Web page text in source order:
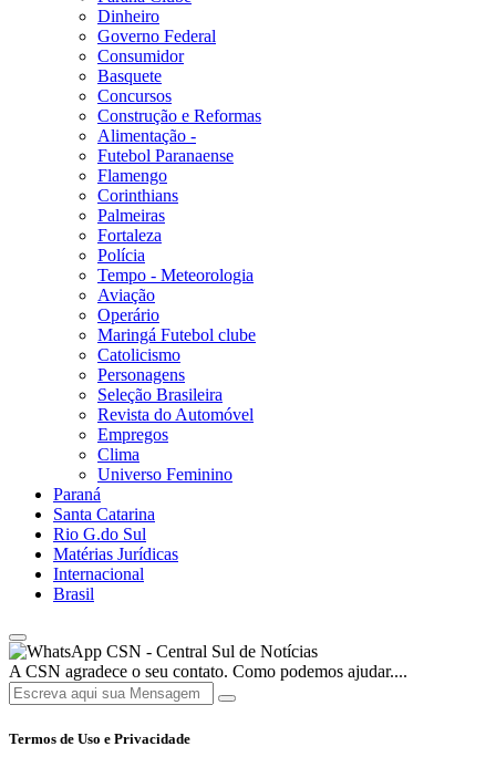
Dinheiro
Governo Federal
Consumidor
Basquete
Concursos
Construção e Reformas
Alimentação -
Futebol Paranaense
Flamengo
Corinthians
Palmeiras
Fortaleza
Polícia
Tempo - Meteorologia
Aviação
Operário
Maringá Futebol clube
Catolicismo
Personagens
Seleção Brasileira
Revista do Automóvel
Empregos
Clima
Universo Feminino
Paraná
Santa Catarina
Rio G.do Sul
Matérias Jurídicas
Internacional
Brasil
CSN - Central Sul de Notícias
A CSN agradece o seu contato. Como podemos ajudar....
Termos de Uso e Privacidade